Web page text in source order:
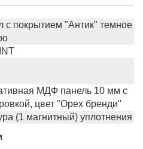
с покрытием "Антик" темное
МДФ панель 10 мм с
цвет "Орех бренди"
(1 магнитный) уплотнения